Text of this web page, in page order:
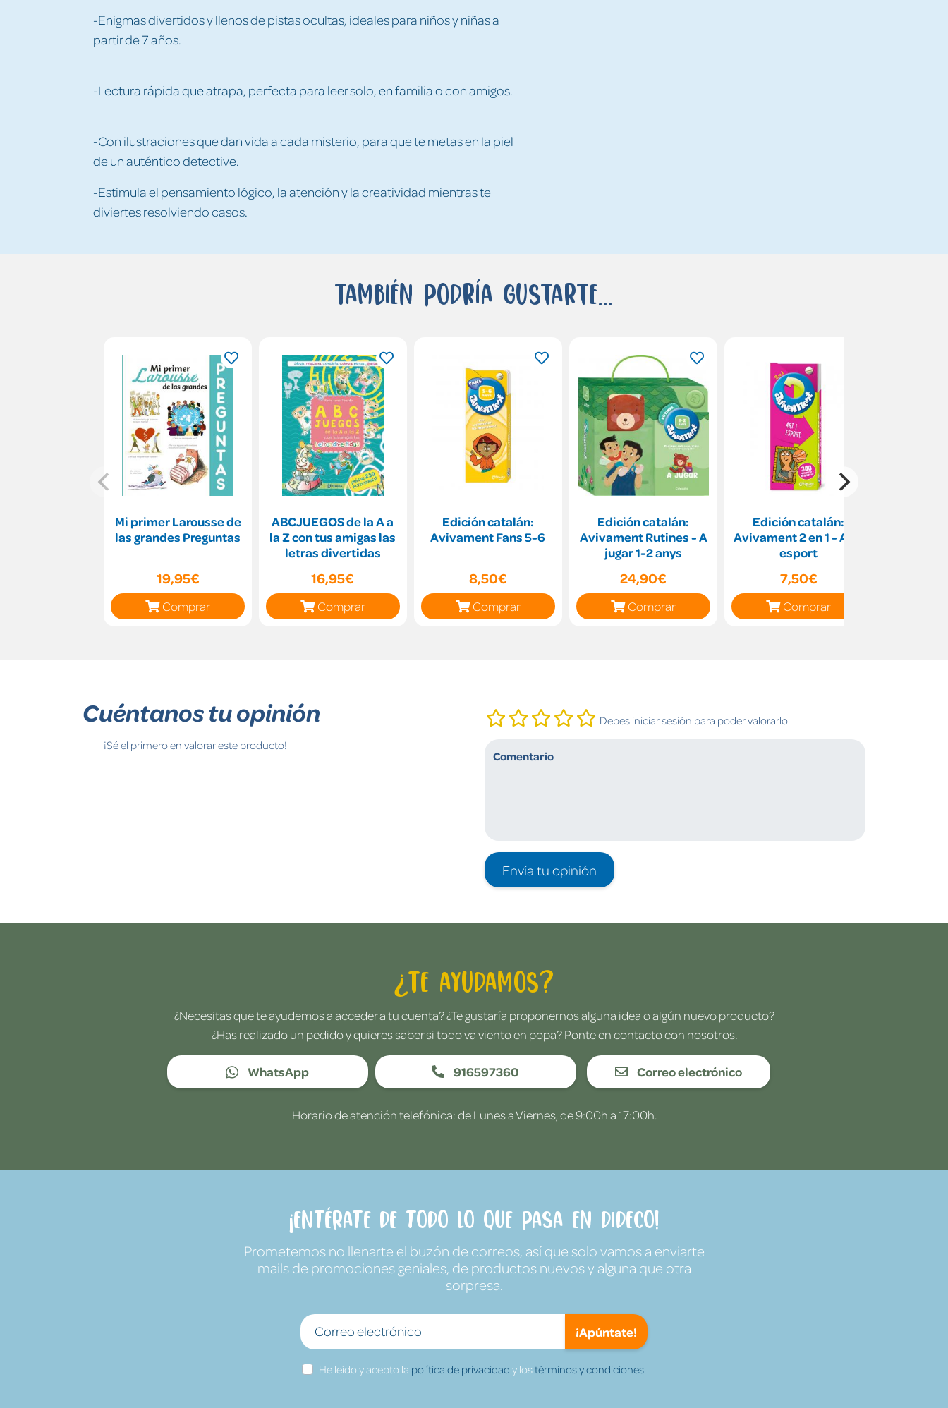
-Enigmas divertidos y llenos de pistas ocultas, ideales para niños y niñas a
partir de 7 años.
-Lectura rápida que atrapa, perfecta para leer solo, en familia o con amigos.
-Con ilustraciones que dan vida a cada misterio, para que te metas en la piel
de un auténtico detective.
-Estimula el pensamiento lógico, la atención y la creatividad mientras te
diviertes resolviendo casos.
También podría gustarte...
Mi primer Larousse de
las grandes Preguntas
19,95€
Comprar
ABCJUEGOS de la A a
la Z con tus amigas las
letras divertidas
16,95€
Comprar
Edición catalán:
Avivament Fans 5-6
8,50€
Comprar
Edición catalán:
Avivament Rutines - A
jugar 1-2 anys
24,90€
Comprar
Edición catalán:
Avivament 2 en 1 - Art i
esport
7,50€
Comprar
Cuéntanos tu opinión
¡Sé el primero en valorar este producto!
Debes iniciar sesión para poder valorarlo
Envía tu opinión
¿Te ayudamos?
¿Necesitas que te ayudemos a acceder a tu cuenta? ¿Te gustaría proponernos alguna idea o algún nuevo producto?
¿Has realizado un pedido y quieres saber si todo va viento en popa? Ponte en contacto con nosotros.
WhatsApp 916597360 Correo electrónico
Horario de atención telefónica: de Lunes a Viernes, de 9:00h a 17:00h.
¡Entérate de todo lo que pasa en Dideco!
Prometemos no llenarte el buzón de correos, así que solo vamos a enviarte
mails de promociones geniales, de productos nuevos y alguna que otra
sorpresa.
¡Apúntate!
He leído y acepto la política de privacidad y lostérminos y condiciones.